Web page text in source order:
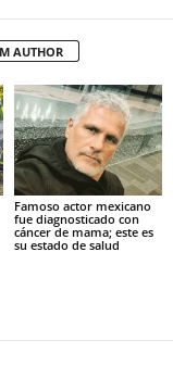
AUTHOR
Famoso actor mexicano
fue diagnosticado con
cáncer de mama; este es
su estado de salud